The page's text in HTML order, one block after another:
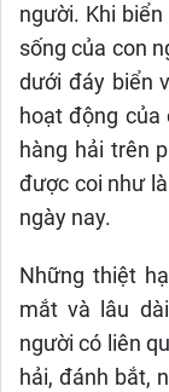
người. Khi
sống của con
dưới đáy biển
hoạt động của
hàng hải trên
được coi như
ngày nay.
Những thiệt
mắt và lâu
người có liên
hải, đánh bắt,